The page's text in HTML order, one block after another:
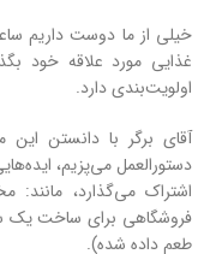
خیلی از ما دوست داریم
غذایی مورد علاقه خود
اولویت‌بندی دارد.
آقای برگر با دانستن
دستورالعمل می‌پزیم،
اشتراک می‌گذارد، مانند:
فروشگاهی برای ساخت یک
طعم داده شده).